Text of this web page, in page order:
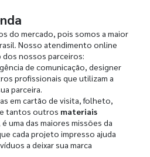
do mercado, pois somos a maior
Nosso atendimento online
dos nossos parceiros:
de comunicação, designer
profissionais que utilizam a
parceira.
em cartão de visita, folheto,
e tantos outros materiais
uma das maiores missões da
cada projeto impresso ajuda
a deixar sua marca